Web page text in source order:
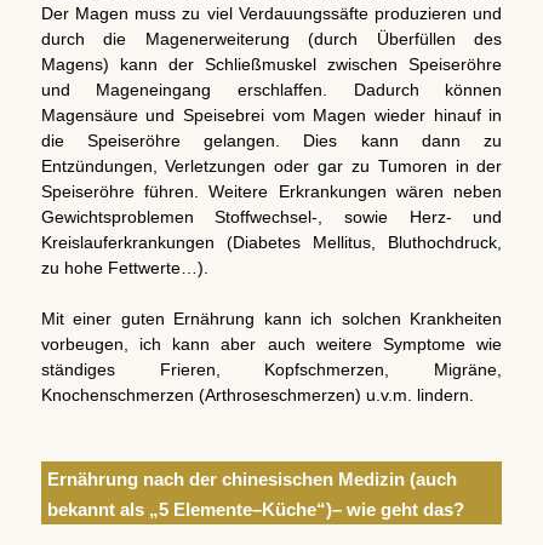
Der Magen muss zu viel Verdauungssäfte produzieren und
durch die Magenerweiterung (durch Überfüllen des
Magens) kann der Schließmuskel zwischen Speiseröhre
und Mageneingang erschlaffen. Dadurch können
Magensäure und Speisebrei vom Magen wieder hinauf in
die Speiseröhre gelangen. Dies kann dann zu
Entzündungen, Verletzungen oder gar zu Tumoren in der
Speiseröhre führen. Weitere Erkrankungen wären neben
Gewichtsproblemen Stoffwechsel-, sowie Herz- und
Kreislauferkrankungen (Diabetes Mellitus, Bluthochdruck,
zu hohe Fettwerte…).
Mit einer guten Ernährung kann ich solchen Krankheiten
vorbeugen, ich kann aber auch weitere Symptome wie
ständiges Frieren, Kopfschmerzen, Migräne,
Knochenschmerzen (Arthroseschmerzen) u.v.m. lindern.
Ernährung nach der chinesischen Medizin (auch
bekannt als „5 Elemente–Küche“)– wie geht das?